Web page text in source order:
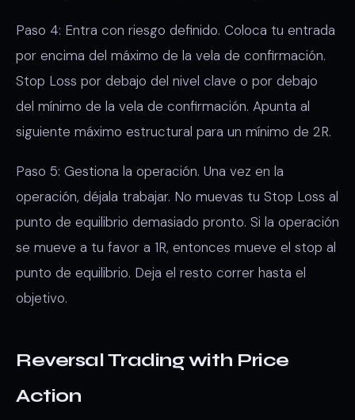
Paso 4: Entra con riesgo definido. Coloca tu entrada
por encima del máximo de la vela de confirmación.
Stop Loss por debajo del nivel clave o por debajo
del mínimo de la vela de confirmación. Apunta al
siguiente máximo estructural para un mínimo de 2R.
Paso 5: Gestiona la operación. Una vez en la
operación, déjala trabajar. No muevas tu Stop Loss al
punto de equilibrio demasiado pronto. Si la operación
se mueve a tu favor a 1R, entonces mueve el stop al
punto de equilibrio. Deja el resto correr hasta el
objetivo.
Reversal Trading with Price
Action